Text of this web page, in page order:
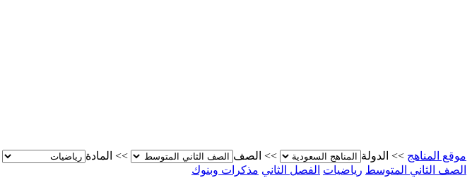
موقع المناهج >> الدولة >> الصف >> المادة
الصف الثاني المتوسط رياضيات الفصل الثاني مذكرات وبنوك